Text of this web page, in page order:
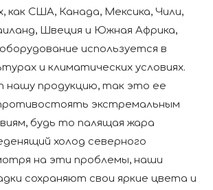
как США, Канада, Мексика, Чили,
Швеция и Южная Африка,
используется в
и климатических условиях.
продукцию, так это ее
экстремальным
будь то палящая жара
холод северного
на эти проблемы, наши
сохраняют свои яркие цвета и